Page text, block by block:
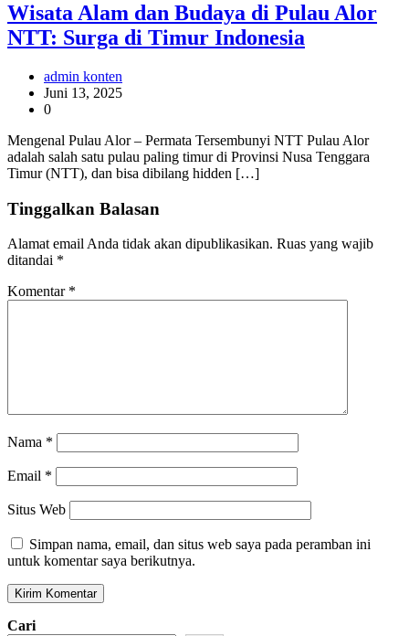
Wisata Alam dan Budaya di Pulau Alor
NTT: Surga di Timur Indonesia
admin konten
Juni 13, 2025
0
Mengenal Pulau Alor – Permata Tersembunyi NTT Pulau Alor
adalah salah satu pulau paling timur di Provinsi Nusa Tenggara
Timur (NTT), dan bisa dibilang hidden […]
Tinggalkan Balasan
Alamat email Anda tidak akan dipublikasikan. Ruas yang wajib
ditandai *
Komentar *
Nama *
Email *
Situs Web
Simpan nama, email, dan situs web saya pada peramban ini
untuk komentar saya berikutnya.
Cari